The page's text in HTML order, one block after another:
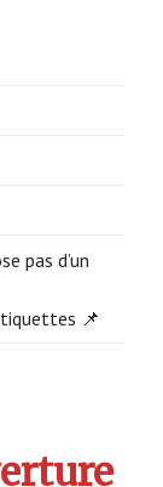
pas d’un
📌